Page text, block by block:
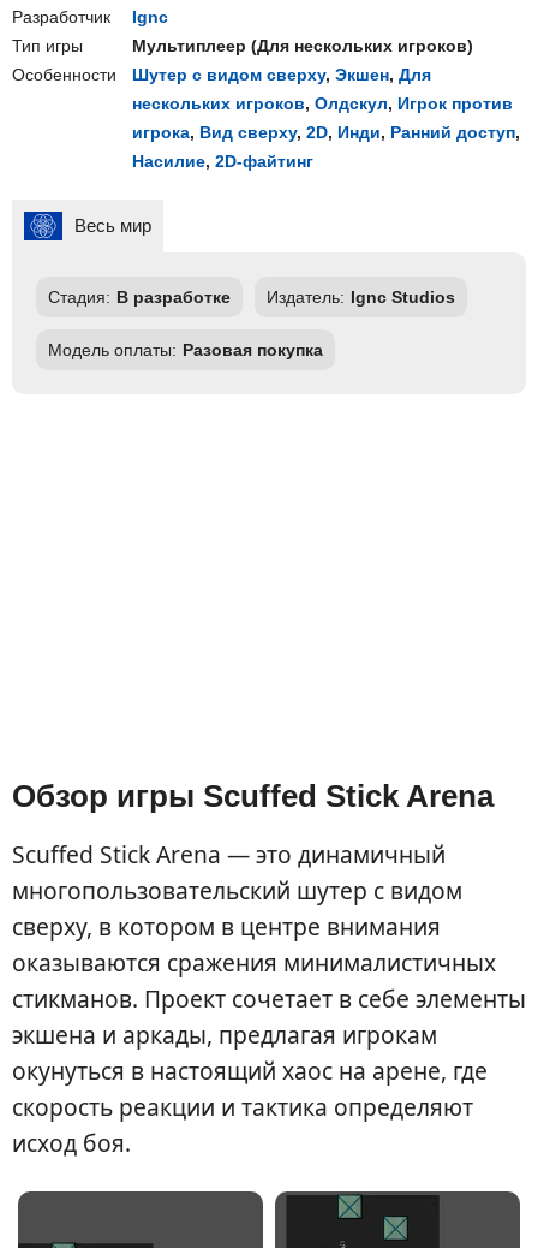
Разработчик
Ignc
Тип игры
Мультиплеер (Для нескольких игроков)
Особенности
Шутер с видом сверху, Экшен, Для
нескольких игроков, Олдскул, Игрок против
игрока, Вид сверху, 2D, Инди, Ранний доступ,
Насилие, 2D-файтинг
Весь мир
Стадия: В разработке Издатель: Ignc Studios
Модель оплаты: Разовая покупка
Обзор игры Scuffed Stick Arena
Scuffed Stick Arena — это динамичный
многопользовательский шутер с видом
сверху, в котором в центре внимания
оказываются сражения минималистичных
стикманов. Проект сочетает в себе элементы
экшена и аркады, предлагая игрокам
окунуться в настоящий хаос на арене, где
скорость реакции и тактика определяют
исход боя.